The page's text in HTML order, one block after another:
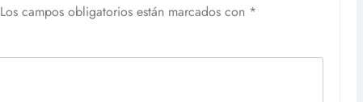
Los campos obligatorios están marcados con *